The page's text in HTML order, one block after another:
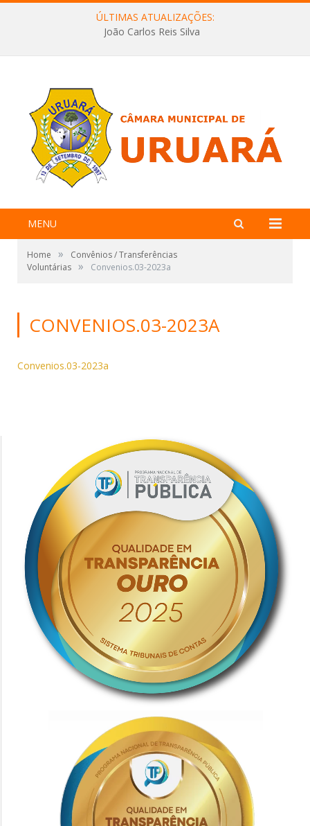
ÚLTIMAS ATUALIZAÇÕES:
João Carlos Reis Silva
MENU
Home »
Convênios / Transferências
Voluntárias » Convenios.03-2023a
CONVENIOS.03-2023A
Convenios.03-2023a